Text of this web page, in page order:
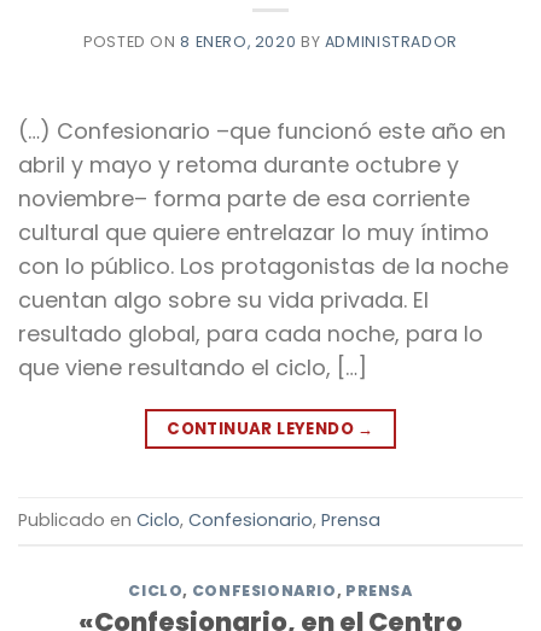
POSTED ON8 ENERO, 2020 BY ADMINISTRADOR
(…) Confesionario –que funcionó este año en
abril y mayo y retoma durante octubre y
noviembre– forma parte de esa corriente
cultural que quiere entrelazar lo muy íntimo
con lo público. Los protagonistas de la noche
cuentan algo sobre su vida privada. El
resultado global, para cada noche, para lo
que viene resultando el ciclo, […]
CONTINUAR LEYENDO →
Publicado en Ciclo, Confesionario, Prensa
CICLO, CONFESIONARIO, PRENSA
«Confesionario, en el Centro